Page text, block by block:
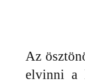
Az
elvinni a